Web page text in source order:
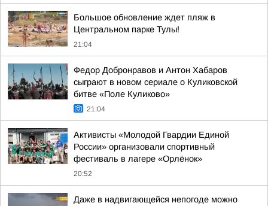
Большое обновление ждет пляж в
Центральном парке Тулы!
21:04
Федор Добронравов и Антон Хабаров
сыграют в новом сериале о Куликовской
битве «Поле Куликово»
21:04
Активисты «Молодой Гвардии Единой
России» организовали спортивный
фестиваль в лагере «Орлёнок»
20:52
Даже в надвигающейся непогоде можно